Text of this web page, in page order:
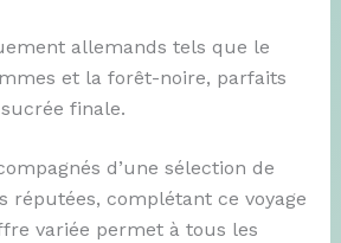
allemands tels que le
et la forêt-noire, parfaits
finale.
d’une sélection de
réputées, complétant ce voyage
variée permet à tous les